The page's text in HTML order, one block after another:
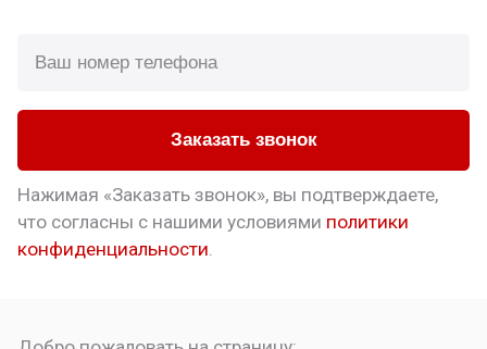
Заказать звонок
Нажимая «Заказать звонок», вы подтверждаете,
что согласны с нашими условиями политики
конфиденциальности.